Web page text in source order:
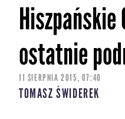
Hiszpańskie
ostatnie
11 SIERPNIA 2015, 07:40
TOMASZ ŚWIDEREK